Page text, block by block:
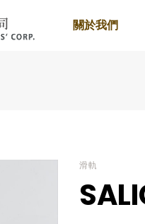
關於我們
滑軌